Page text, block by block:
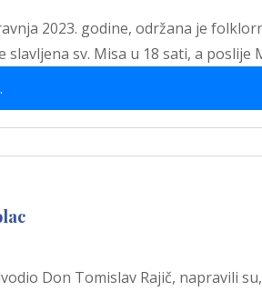
2023. godine, održana je
sv. Misa u 18 sati, a poslije
Don Tomislav Rajič, napravili